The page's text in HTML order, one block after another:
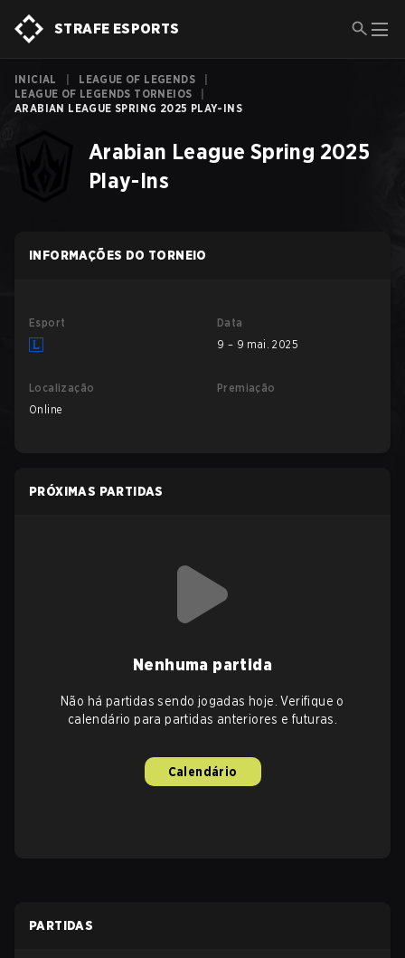
STRAFE ESPORTS
INICIAL LEAGUE OF LEGENDS
LEAGUE OF LEGENDS TORNEIOS
ARABIAN LEAGUE SPRING 2025 PLAY-INS
Arabian League Spring 2025
Play-Ins
INFORMAÇÕES DO TORNEIO
Esport
Data
9 – 9 mai. 2025
Localização
Online
Premiação
PRÓXIMAS PARTIDAS
Nenhuma partida
Não há partidas sendo jogadas hoje. Verifique o
calendário para partidas anteriores e futuras.
Calendário
PARTIDAS